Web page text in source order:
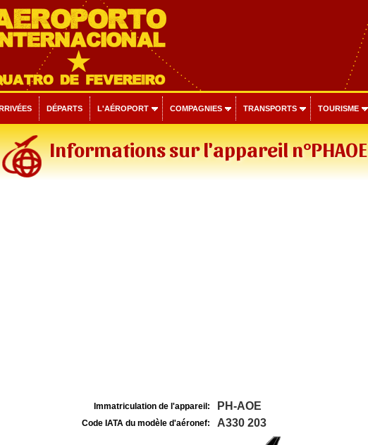
DÉPARTS L'AÉROPORT COMPAGNIES TRANSPORTS TOURISME
Informations sur l'appareil n°PHAOE
Immatriculation de l'appareil: PH-AOE
Code IATA du modèle d'aéronef: A330 203